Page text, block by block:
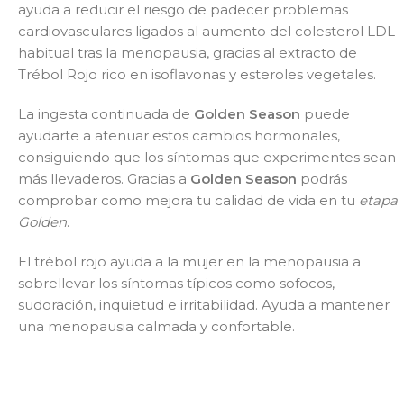
ayuda a reducir el riesgo de padecer problemas
cardiovasculares ligados al aumento del colesterol LDL
habitual tras la menopausia, gracias al extracto de
Trébol Rojo rico en isoflavonas y esteroles vegetales.
La ingesta continuada de Golden Season puede
ayudarte a atenuar estos cambios hormonales,
consiguiendo que los síntomas que experimentes sean
más llevaderos. Gracias a Golden Season podrás
comprobar como mejora tu calidad de vida en tu etapa
Golden.
El trébol rojo ayuda a la mujer en la menopausia a
sobrellevar los síntomas típicos como sofocos,
sudoración, inquietud e irritabilidad. Ayuda a mantener
una menopausia calmada y confortable.